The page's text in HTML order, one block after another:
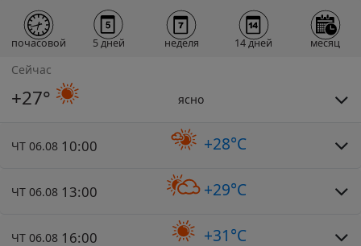
почасовой 5 дней неделя 14 дней месяц
Сейчас
+27° ясно
ЧТ 06.08 10:00 +28°C
ЧТ 06.08 13:00 +29°C
ЧТ 06.08 16:00 +31°C